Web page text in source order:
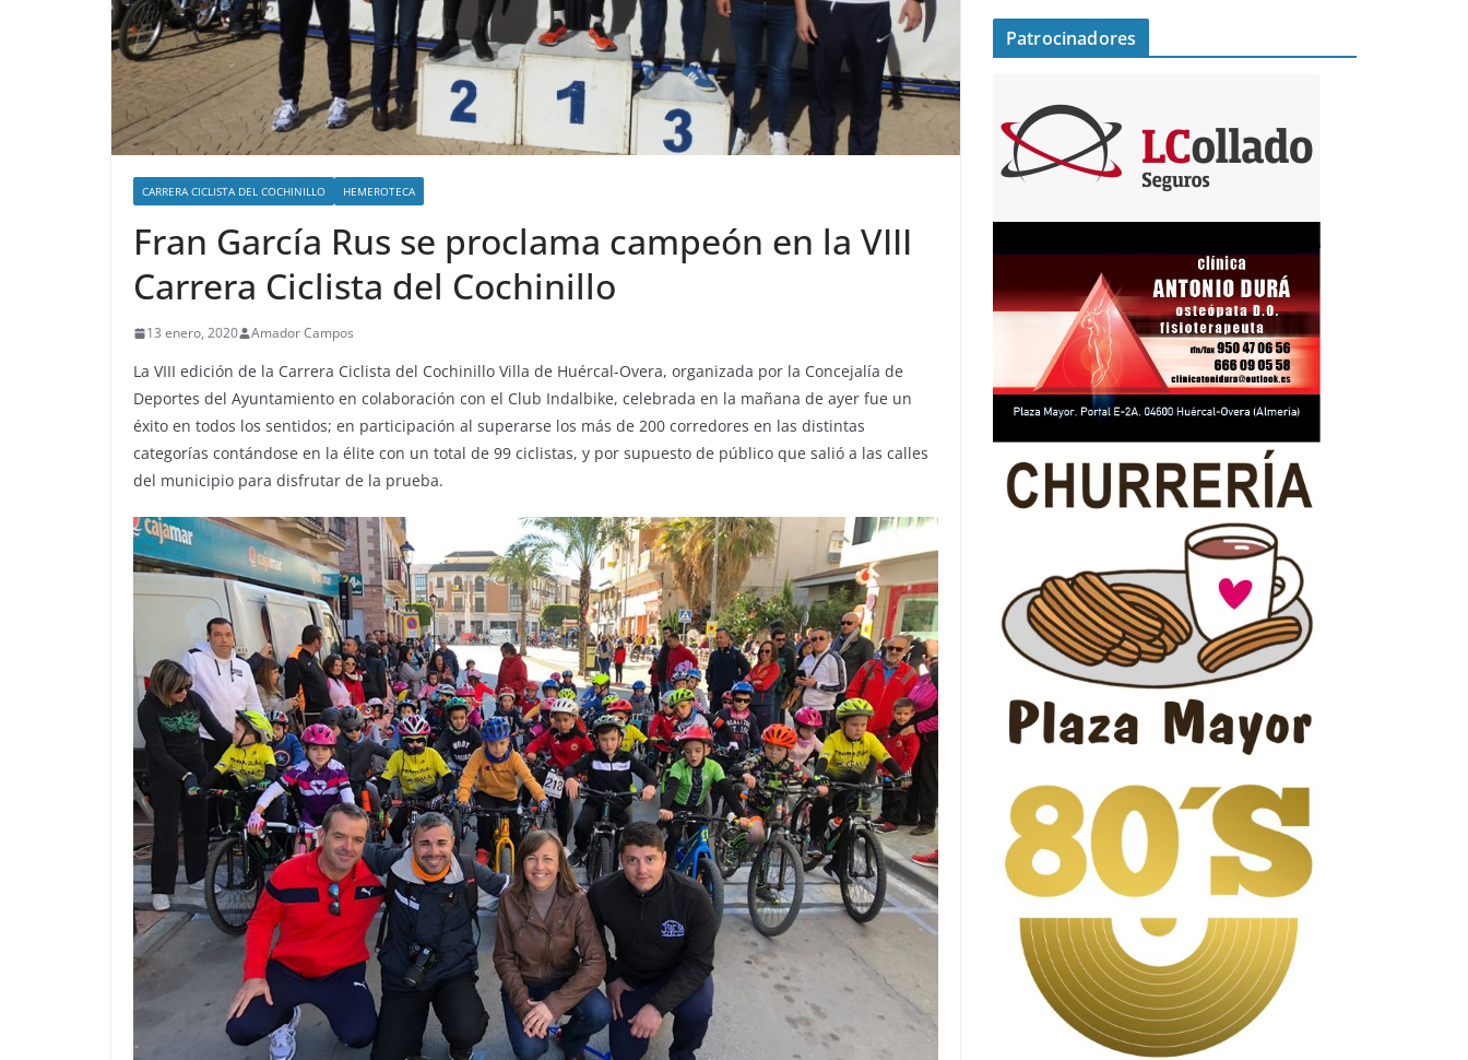
CARRERA CICLISTA DEL COCHINILLO HEMEROTECA
Fran García Rus se proclama campeón en la VIII
Carrera Ciclista del Cochinillo
13 enero, 2020 Amador Campos
La VIII edición de la Carrera Ciclista del Cochinillo Villa de Huércal-Overa, organizada por la Concejalía de
Deportes del Ayuntamiento en colaboración con el Club Indalbike, celebrada en la mañana de ayer fue un
éxito en todos los sentidos; en participación al superarse los más de 200 corredores en las distintas
categorías contándose en la élite con un total de 99 ciclistas, y por supuesto de público que salió a las calles
del municipio para disfrutar de la prueba.
Patrocinadores